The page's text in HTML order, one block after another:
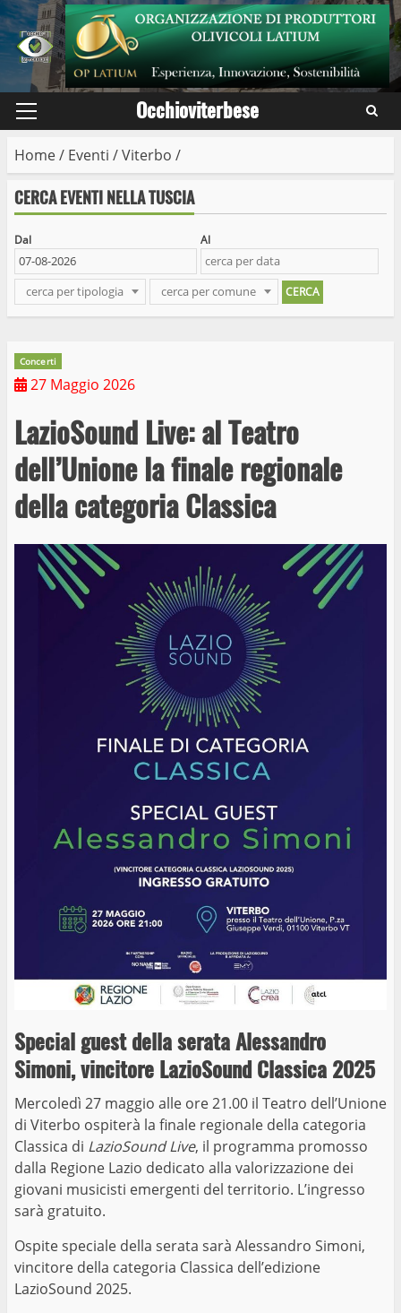
Skip
to
content
Primary
Occhioviterbese
Home/ Eventi /Viterbo /
CERCA EVENTI NELLA TUSCIA
Dal Al
cerca per tipologia cerca per comune
Concerti
27 Maggio 2026
LazioSound Live: al Teatro
dell’Unione la finale regionale
della categoria Classica
Special guest della serata Alessandro
Simoni, vincitore LazioSound Classica 2025
Mercoledì 27 maggio alle ore 21.00 il Teatro dell’Unione
di Viterbo ospiterà la finale regionale della categoria
Classica di LazioSound Live, il programma promosso
dalla Regione Lazio dedicato alla valorizzazione dei
giovani musicisti emergenti del territorio. L’ingresso
sarà gratuito.
Ospite speciale della serata sarà Alessandro Simoni,
vincitore della categoria Classica dell’edizione
LazioSound 2025.